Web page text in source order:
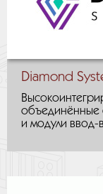
Diamond
объединённые
и модули ввод-